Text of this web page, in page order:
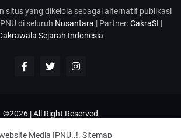
situs yang dikelola sebagai alternatif publikasi
di seluruh Nusantara | Partner:CakraSI |
Sejarah Indonesia
©2026 | All Right Reserved
Penulis Hubungi Kami Kirim Artikel
Media IPNU..!. Sitemap